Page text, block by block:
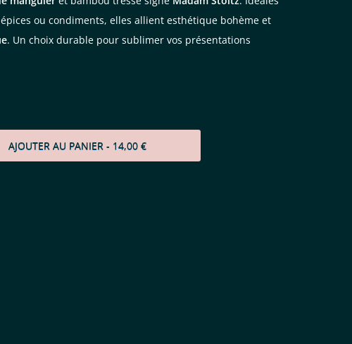
ou condiments, elles allient esthétique bohème et
. Un choix durable pour sublimer vos présentations
AJOUTER AU PANIER - 14,00 €